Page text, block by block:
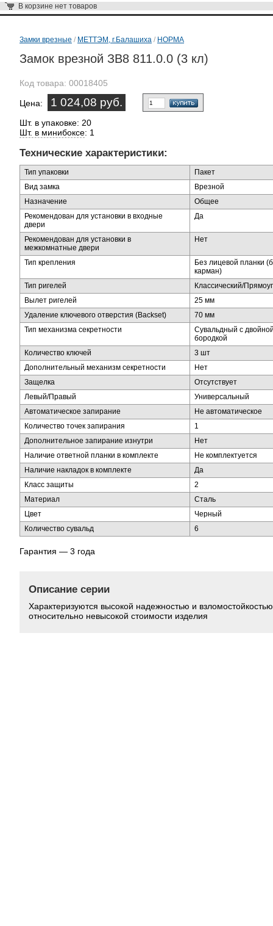
В корзине нет товаров
Замки врезные / МЕТТЭМ, г.Балашиха / НОРМА
Замок врезной ЗВ8 811.0.0 (3 кл)
Код товара: 00018405
Цена: 1 024,08 руб.
Шт. в упаковке: 20
Шт. в минибоксе: 1
Технические характеристики:
Тип упаковки
Пакет
Вид замка
Врезной
Назначение
Общее
Рекомендован для установки в входные
двери
Да
Рекомендован для установки в
межкомнатные двери
Нет
Тип крепления
Без лицевой планки
карман)
Тип ригелей
Классический/
Вылет ригелей
25 мм
Удаление ключевого отверстия (Backset)
70 мм
Тип механизма секретности
Сувальдный с
бородкой
Количество ключей
3 шт
Дополнительный механизм секретности
Нет
Защелка
Отсутствует
Левый/Правый
Универсальный
Автоматическое запирание
Не автоматическое
Количество точек запирания
1
Дополнительное запирание изнутри
Нет
Наличие ответной планки в комплекте
Не комплектуется
Наличие накладок в комплекте
Да
Класс защиты
2
Материал
Сталь
Цвет
Черный
Количество сувальд
6
Гарантия — 3 года
Описание серии
Характеризуются высокой надежностью и
относительно невысокой стоимости изделия